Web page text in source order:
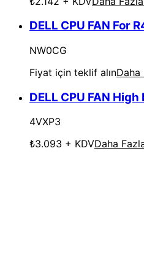
DELL CPU FAN For
NW0CG
Fiyat için teklif alınDaha
DELL CPU FAN
4VXP3
₺3.093 + KDVDaha